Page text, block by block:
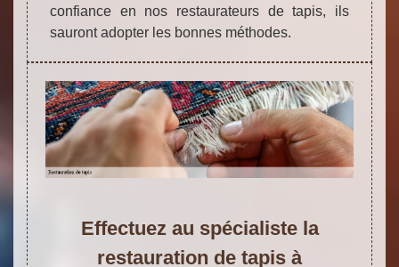
confiance en nos restaurateurs de tapis, ils
sauront adopter les bonnes méthodes.
Effectuez au spécialiste la
restauration de tapis à